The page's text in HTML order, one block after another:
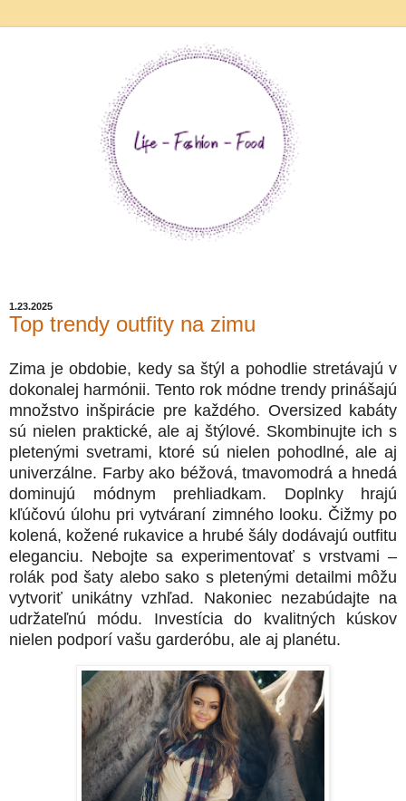
1.23.2025
Top trendy outfity na zimu
Zima je obdobie, kedy sa štýl a pohodlie stretávajú v
dokonalej harmónii. Tento rok módne trendy prinášajú
množstvo inšpirácie pre každého. Oversized kabáty
sú nielen praktické, ale aj štýlové. Skombinujte ich s
pletenými svetrami, ktoré sú nielen pohodlné, ale aj
univerzálne. Farby ako béžová, tmavomodrá a hnedá
dominujú módnym prehliadkam. Doplnky hrajú
kľúčovú úlohu pri vytváraní zimného looku. Čižmy po
kolená, kožené rukavice a hrubé šály dodávajú outfitu
eleganciu. Nebojte sa experimentovať s vrstvami –
rolák pod šaty alebo sako s pletenými detailmi môžu
vytvoriť unikátny vzhľad. Nakoniec nezabúdajte na
udržateľnú módu. Investícia do kvalitných kúskov
nielen podporí vašu garderóbu, ale aj planétu.